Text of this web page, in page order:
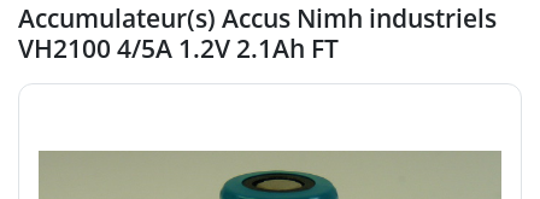
Accumulateur(s) Accus Nimh industriels
VH2100 4/5A 1.2V 2.1Ah FT